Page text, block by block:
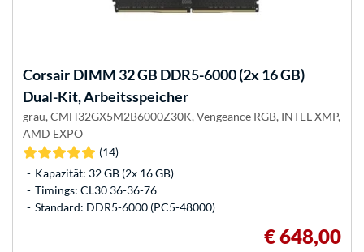
Corsair DIMM 32 GB DDR5-6000 (2x 16 GB)
Dual-Kit, Arbeitsspeicher
grau, CMH32GX5M2B6000Z30K, Vengeance RGB, INTEL XMP,
AMD EXPO
(14)
Kapazität: 32 GB (2x 16 GB)
Timings: CL30 36-36-76
Standard: DDR5-6000 (PC5-48000)
€ 648,00